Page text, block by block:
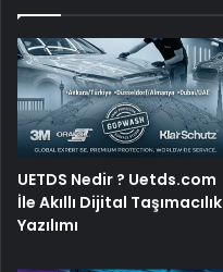
UETDS Nedir ? Uetds.com
İle Akıllı Dijital Taşımacılık
Yazılımı